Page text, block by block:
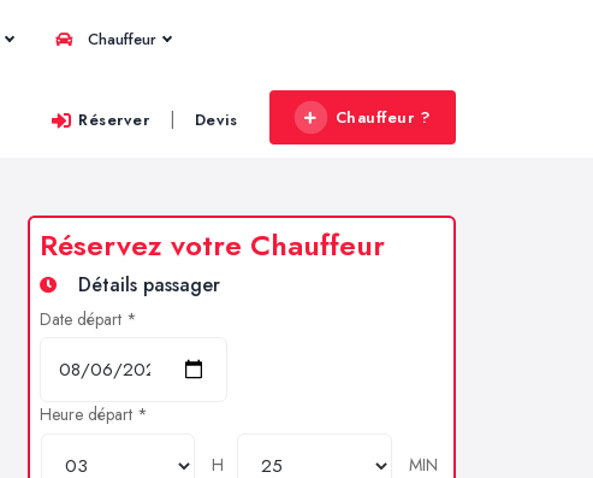
Chauffeur
Réserver | Devis Chauffeur ?
Réservez votre Chauffeur
Détails passager
Date départ *
Heure départ *
H
MIN